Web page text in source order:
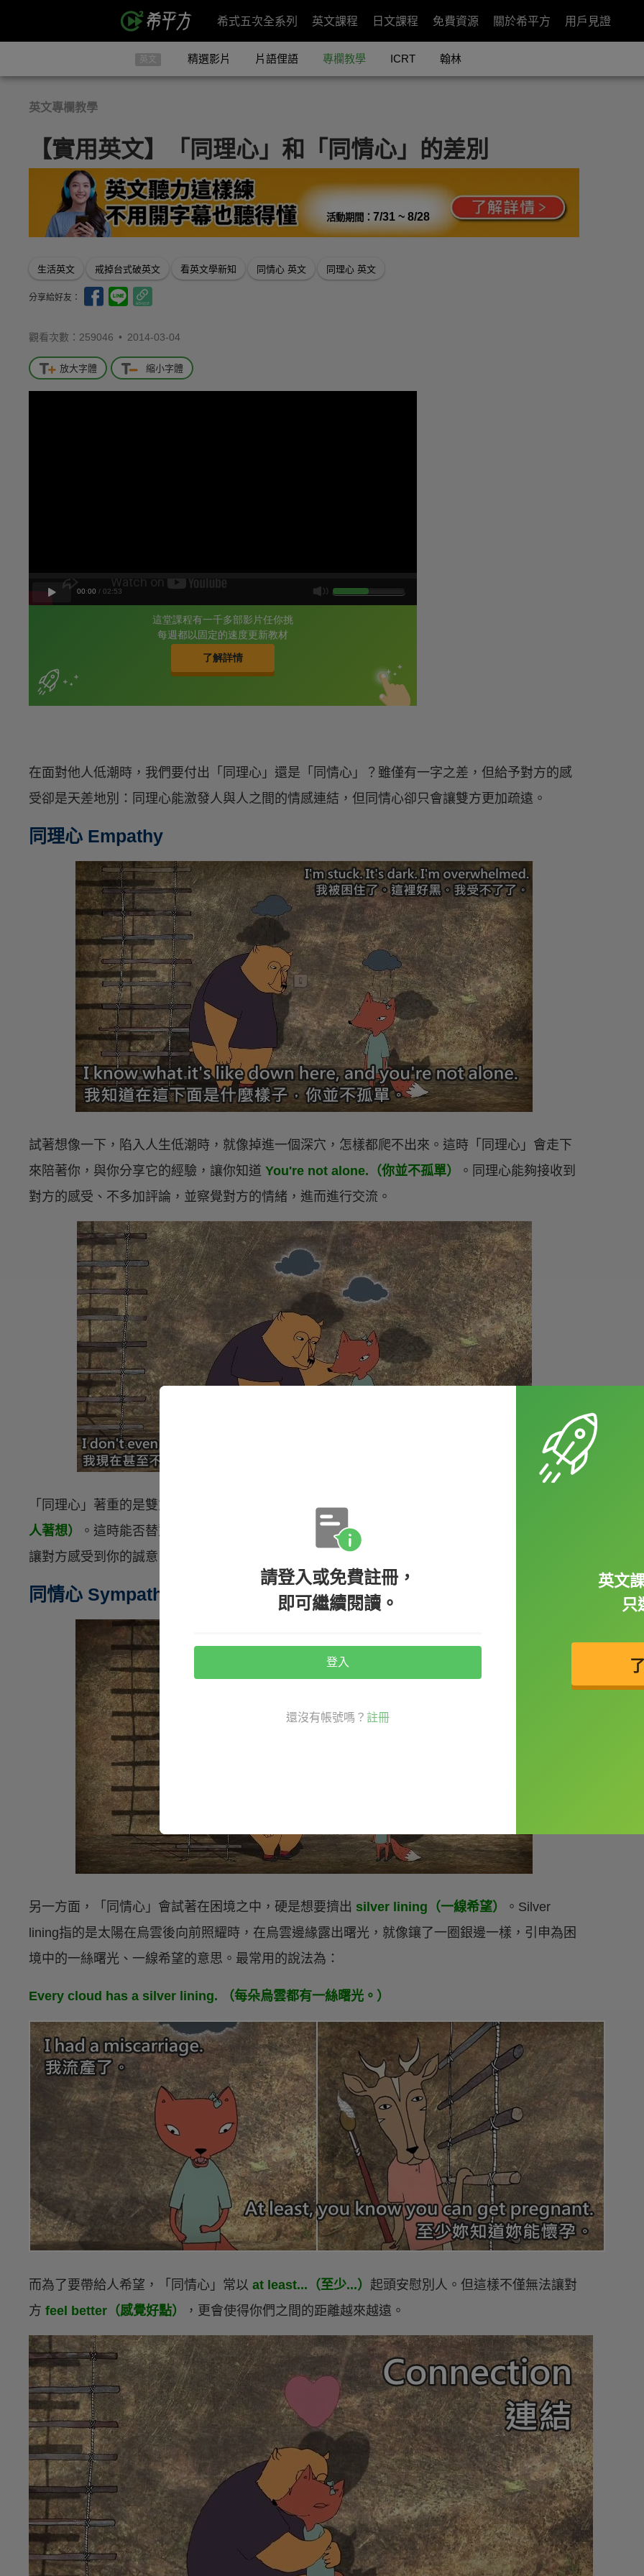
希式五次全系列 英文課程 日文課程 免費資源 關於希平方 用戶見證
英文 精選影片 片語俚語 專欄教學 ICRT 翰林
英文專欄教學
【實用英文】「同理心」和「同情心」的差別
活動期間： 7/31 ~ 8/28
生活英文 戒掉台式破英文 看英文學新知 同情心 英文 同理心 英文
分享給好友：
觀看次數：259046 • 2014-03-04
放大字體 縮小字體
在面對他人低潮時，我們要付出「同理心」還是「同情心」？雖僅有一字之差，但給予對方的感
受卻是天差地別：同理心能激發人與人之間的情感連結，但同情心卻只會讓雙方更加疏遠。
同理心 Empathy
試著想像一下，陷入人生低潮時，就像掉進一個深穴，怎樣都爬不出來。這時「同理心」會走下
來陪著你，與你分享它的經驗，讓你知道 You're not alone.（你並不孤單）
。同理心能夠接收到
對方的感受、不多加評論，並察覺對方的情緒，進而進行交流。
「同理心」著重的是雙方心靈間的交流，且試著
step into somebody's shoes（設身處地為他
人著想）
。這時能否替對方解決當下低潮困境，並不是最重要的事，有時只要短短一句話，就能
讓對方感受到你的誠意。
同情心 Sympathy
另一方面，「同情心」會試著在困境之中，硬是想要擠出 silver lining（一線希望）
。Silver
lining指的是太陽在烏雲後向前照耀時，在烏雲邊緣露出曙光，就像鑲了一圈銀邊一樣，引申為困
境中的一絲曙光、一線希望的意思。最常用的說法為：
Every cloud has a silver lining. （每朵烏雲都有一絲曙光。）
而為了要帶給人希望，「同情心」常以 at least...（至少...） 起頭安慰別人。但這樣不僅無法讓對
方 feel better（感覺好點） ，更會使得你們之間的距離越來越遠。
請登入或免費註冊，
即可繼續閱讀。
登入
還沒有帳號嗎？ 註冊
英文
只